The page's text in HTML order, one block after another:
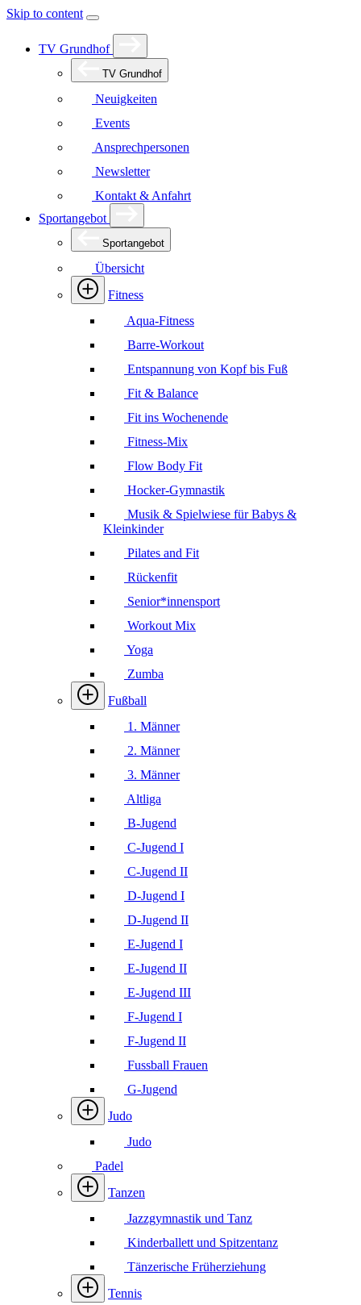
Skip to content
TV Grundhof
TV Grundhof
Neuigkeiten
Events
Ansprechpersonen
Newsletter
Kontakt & Anfahrt
Sportangebot
Sportangebot
Übersicht
Fitness
Aqua-Fitness
Barre-Workout
Entspannung von Kopf bis Fuß
Fit & Balance
Fit ins Wochenende
Fitness-Mix
Flow Body Fit
Hocker-Gymnastik
Musik & Spielwiese für Babys &
Kleinkinder
Pilates and Fit
Rückenfit
Senior*innensport
Workout Mix
Yoga
Zumba
Fußball
1. Männer
2. Männer
3. Männer
Altliga
B-Jugend
C-Jugend I
C-Jugend II
D-Jugend I
D-Jugend II
E-Jugend I
E-Jugend II
E-Jugend III
F-Jugend I
F-Jugend II
Fussball Frauen
G-Jugend
Judo
Judo
Padel
Tanzen
Jazzgymnastik und Tanz
Kinderballett und Spitzentanz
Tänzerische Früherziehung
Tennis